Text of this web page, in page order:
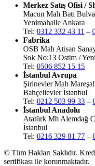
Merkez Satış Ofisi /
Macun Mah Batı
Yenimahalle Ankara
Tel: 0312 332 43 11 –
Fabrika
OSB Mah Atisan
Sok No:13 Ostim /
Tel: 0506 852 15 15
İstanbul Avrupa
Şirinevler Mah
Bahçelievler İstanbul
Tel: 0212 503 99 33 –
İstanbul Anadolu
Atatürk Mh Alemdağ
İstanbul
Tel: 0216 329 81 77 –
© Tüm Hakları Saklıdır.
sertifikası ile korunmaktadır.